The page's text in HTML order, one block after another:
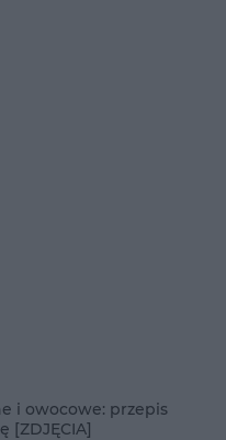
i owocowe: przepis
[ZDJĘCIA]